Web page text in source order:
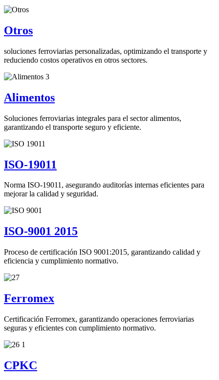
Otros
soluciones ferroviarias personalizadas, optimizando el transporte y
reduciendo costos operativos en otros sectores.
Alimentos
Soluciones ferroviarias integrales para el sector alimentos,
garantizando el transporte seguro y eficiente.
ISO-19011
Norma ISO-19011, asegurando auditorías internas eficientes para
mejorar la calidad y seguridad.
ISO-9001 2015
Proceso de certificación ISO 9001:2015, garantizando calidad y
eficiencia y cumplimiento normativo.
Ferromex
Certificación Ferromex, garantizando operaciones ferroviarias
seguras y eficientes con cumplimiento normativo.
CPKC